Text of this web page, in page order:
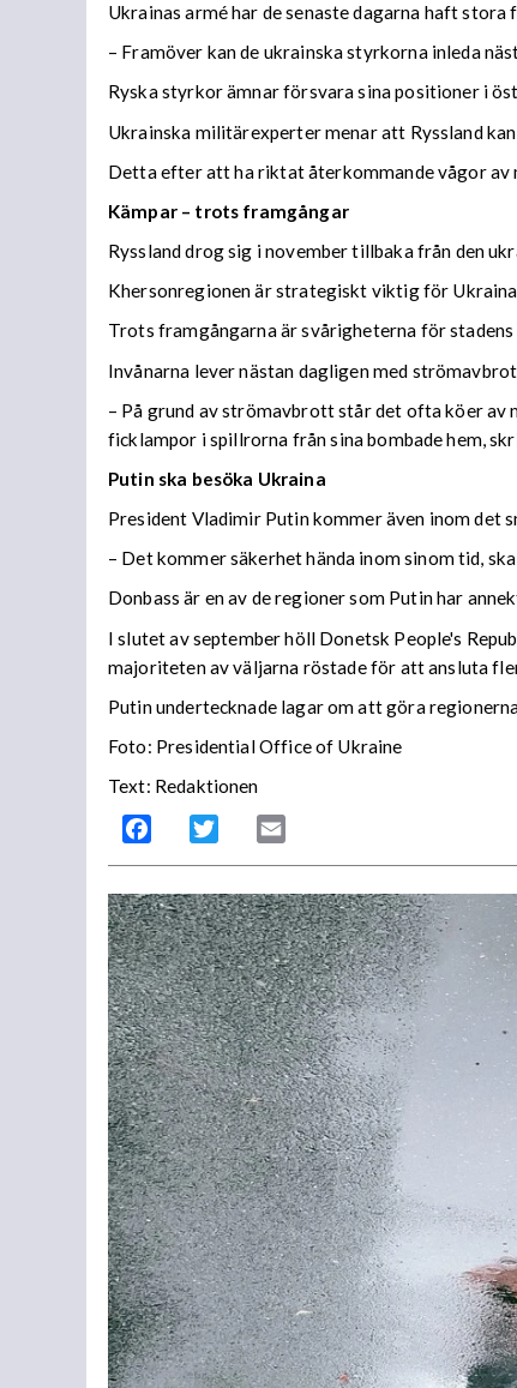
Ukrainas armé har de senaste dagarna haft
– Framöver kan de ukrainska styrkorna inleda
Ryska styrkor ämnar försvara sina positioner i
Ukrainska militärexperter menar att Ryssland
Detta efter att ha riktat återkommande vågor
Kämpar – trots framgångar
Ryssland drog sig i november tillbaka från den
Khersonregionen är strategiskt viktig för
Trots framgångarna är svårigheterna för
Invånarna lever nästan dagligen med
– På grund av strömavbrott står det ofta köer av
ficklampor i spillrorna från sina bombade hem,
Putin ska besöka Ukraina
President Vladimir Putin kommer även inom det
– Det kommer säkerhet hända inom sinom tid,
Donbass är en av de regioner som Putin har
I slutet av september höll Donetsk People's
majoriteten av väljarna röstade för att ansluta
Putin undertecknade lagar om att göra
Foto: Presidential Office of Ukraine
Text: Redaktionen
Facebook Twitter